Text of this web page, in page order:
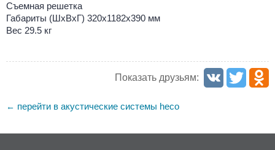
Съемная решетка
Габариты (ШхВхГ) 320x1182x390 мм
Вес 29.5 кг
Показать друзьям:
← перейти в акустические системы heco